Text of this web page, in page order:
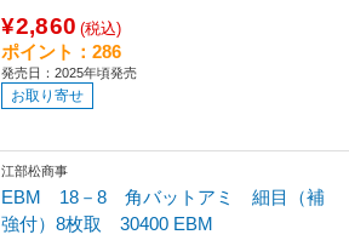
¥2,860 (税込)
ポイント：286
発売日：2025年頃発売
お取り寄せ
江部松商事
EBM 18－8 角バットアミ 細目（補
強付）8枚取 30400 EBM